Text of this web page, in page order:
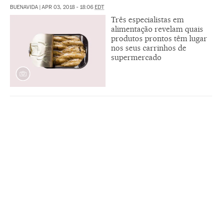
BUENAVIDA | APR 03, 2018 - 18:06 EDT
Três especialistas em
alimentação revelam quais
produtos prontos têm lugar
nos seus carrinhos de
supermercado